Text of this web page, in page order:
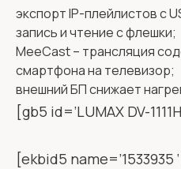
экспорт IP-плейлистов с
запись и чтение с флешки;
MeeCast – трансляция
смартфона на телевизор;
внешний БП снижает
[gb5 id=’LUMAX DV-
[ekbid5 name=’1533935